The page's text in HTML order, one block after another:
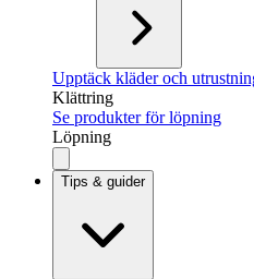
Upptäck kläder och
Klättring
Se produkter för löpning
Löpning
Tips & guider